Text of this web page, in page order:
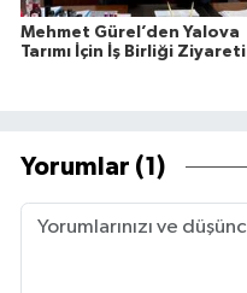
Mehmet Gürel’den Yalova
Tarımı İçin İş Birliği Ziyareti
Yorumlar (1)